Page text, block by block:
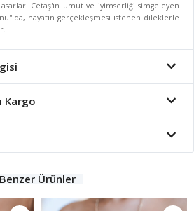
Cetaş'ın umut ve iyimserliği simgeleyen
da, hayatın gerçekleşmesi istenen dileklerle
Kargo
Benzer Ürünler